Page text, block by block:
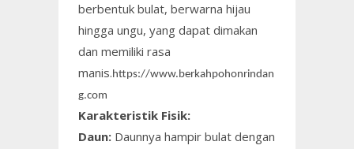
berbentuk bulat, berwarna hijau
hingga ungu, yang dapat dimakan
dan memiliki rasa
manis.https://www.berkahpohonrindan
g.com
Karakteristik Fisik:
Daun: Daunnya hampir bulat dengan